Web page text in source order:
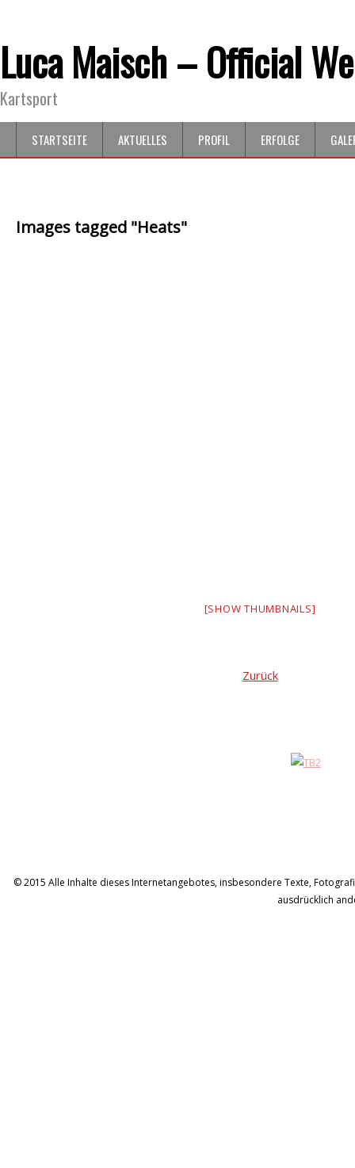
Luca Maisch – Official
Kartsport
STARTSEITE AKTUELLES PROFIL ERFOLGE
Images tagged "Heats"
[SHOW THUMBNAILS]
Zurück
© 2015 Alle Inhalte dieses Internetangebotes, insbesondere Texte,
ausdrücklich